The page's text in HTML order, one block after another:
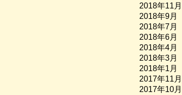
2018年11月
2018年9月
2018年7月
2018年6月
2018年4月
2018年3月
2018年1月
2017年11月
2017年10月